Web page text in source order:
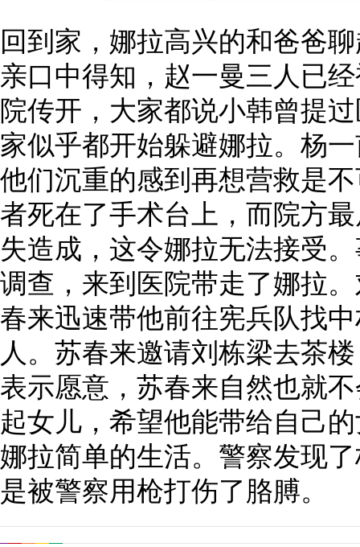
回到家，娜拉高兴的和爸爸
亲口中得知，赵一曼三人已
院传开，大家都说小韩曾提
家似乎都开始躲避娜拉。杨
他们沉重的感到再想营救是
者死在了手术台上，而院方
失造成，这令娜拉无法接受
调查，来到医院带走了娜拉
春来迅速带他前往宪兵队找
人。苏春来邀请刘栋梁去茶
表示愿意，苏春来自然也就
起女儿，希望他能带给自己
娜拉简单的生活。警察发现
是被警察用枪打伤了胳膊。